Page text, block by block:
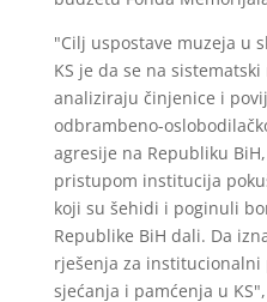
"Cilj uspostave muzeja u
KS je da se na
analiziraju činjenice i
odbrambeno-
agresije na Republiku
pristupom institucija
koji su šehidi i poginuli
Republike BiH dali. Da
rješenja za
sjećanja i pamćenja u